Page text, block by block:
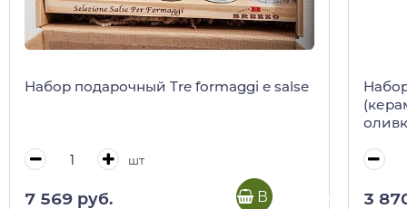
Набор подарочный Tre formaggi e salse
шт
7 569 руб. В корзину
Набор
3